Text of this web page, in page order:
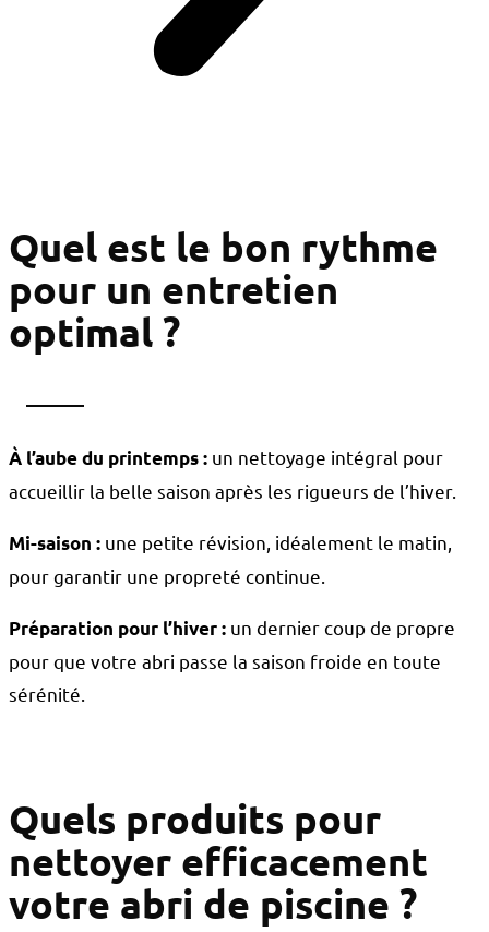
Quel est le bon rythme
pour un entretien
optimal ?
À l’aube du printemps: un nettoyage intégral pour
accueillir la belle saison après les rigueurs de l’hiver.
Mi-saison : une petite révision, idéalement le matin,
pour garantir une propreté continue.
Préparation pour l’hiver: un dernier coup de propre
pour que votre abri passe la saison froide en toute
sérénité.
Quels produits pour
nettoyer efficacement
votre abri de piscine ?